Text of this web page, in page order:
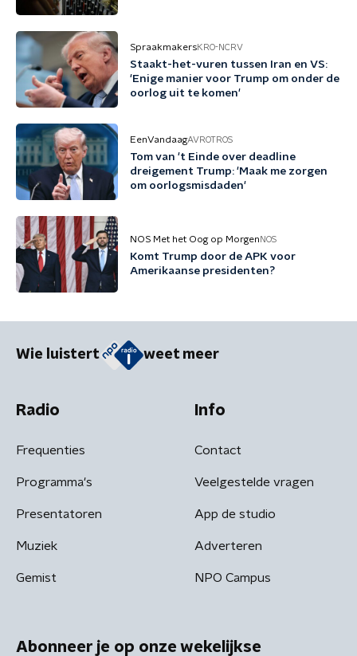
SpraakmakersKRO-NCRV
Staakt-het-vuren tussen Iran en VS:
'Enige manier voor Trump om onder de
oorlog uit te komen'
EenVandaagAVROTROS
Tom van 't Einde over deadline
dreigement Trump: 'Maak me zorgen
om oorlogsmisdaden'
NOS Met het Oog op Morgen NOS
Komt Trump door de APK voor
Amerikaanse presidenten?
Wie luistert weet meer
Radio
Frequenties
Programma's
Presentatoren
Muziek
Gemist
Info
Contact
Veelgestelde vragen
App de studio
Adverteren
NPO Campus
Abonneer je op onze wekelijkse